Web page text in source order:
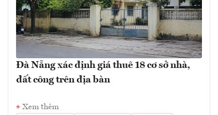
Đà Nẵng xác định giá thuê 18 cơ sở nhà,
đất công trên địa bàn
Xem thêm